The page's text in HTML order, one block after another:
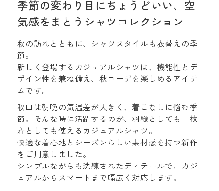
季節の変わり目にちょうどいい、空
気感をまとうシャツコレクション
秋の訪れとともに、シャツスタイルも衣替えの季
節。
新しく登場するカジュアルシャツは、機能性とデ
ザイン性を兼ね備え、秋コーデを楽しめるアイテ
ムです。
秋口は朝晩の気温差が大きく、着こなしに悩む季
節。そんな時に活躍するのが、羽織としても一枚
着としても使えるカジュアルシャツ。
快適な着心地とシーズンらしい素材感を持つ新作
をご用意しました。
シンプルながらも洗練されたディテールで、カジ
ュアルからスマートまで幅広く対応します。